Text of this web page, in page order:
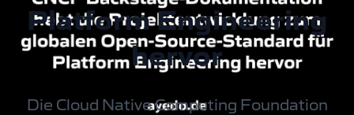
Platform Engineering
hervor
Die Cloud Native Computing Foundation